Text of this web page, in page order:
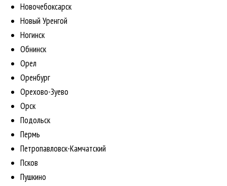
Новочебоксарск
Новый Уренгой
Ногинск
Обнинск
Орел
Оренбург
Орехово-Зуево
Орск
Подольск
Пермь
Петропавловск-Камчатский
Псков
Пушкино